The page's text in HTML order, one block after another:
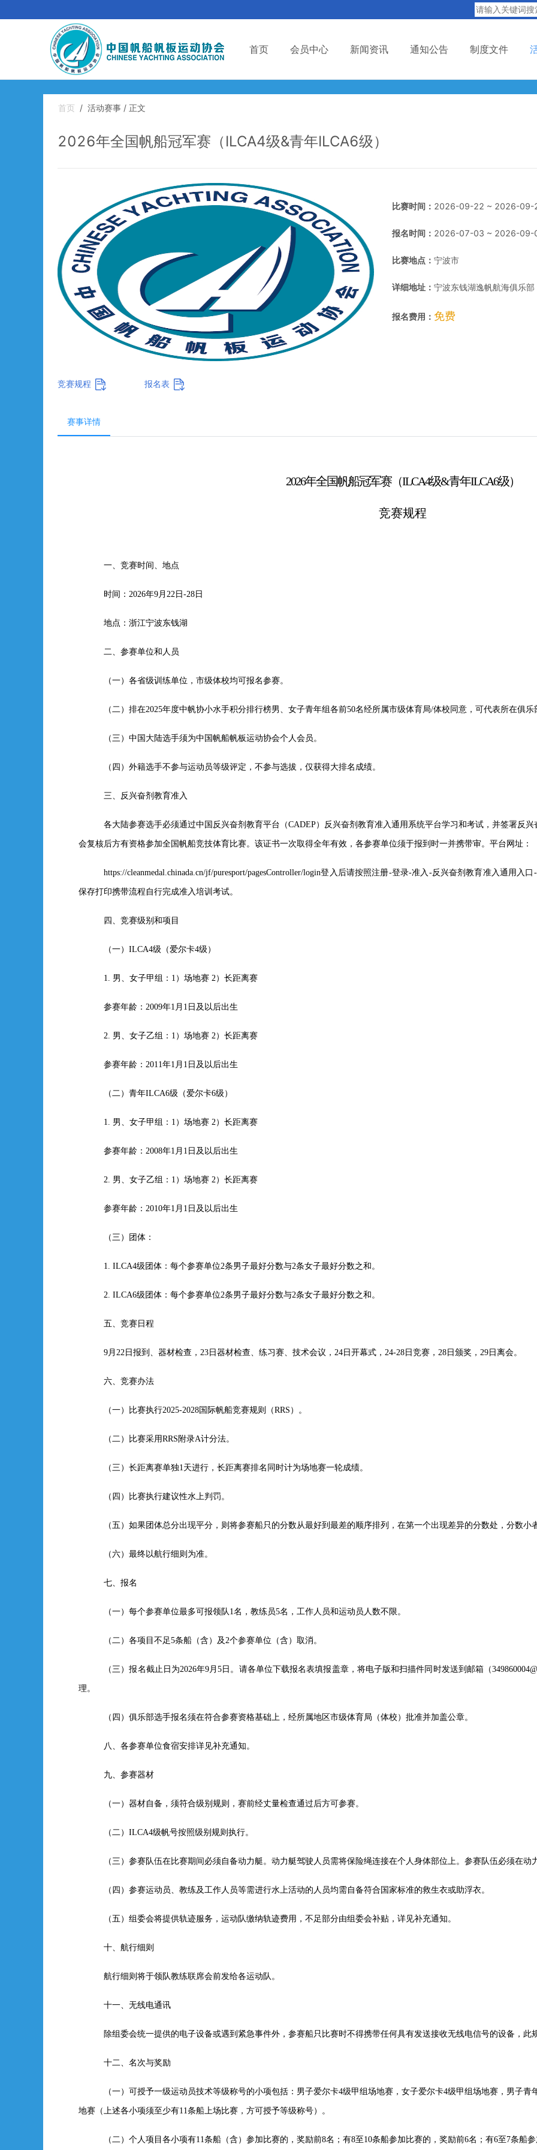
首页 会员中心 新闻资讯 通知公告 制度文件
首页 / 活动赛事 / 正文
2026年全国帆船冠军赛（ILCA4级&青年ILCA6级）
比赛时间： 2026-09-22 ~ 2026-09-
报名时间： 2026-07-03 ~ 2026-09-
比赛地点： 宁波市
详细地址： 宁波东钱湖逸帆航海俱乐部
报名费用： 免费
竞赛规程 报名表
赛事详情
2026年全国帆船冠军赛（ILCA4级&青年ILCA6级）
竞赛规程
一、竞赛时间、地点
时间：2026年9月22日-28日
地点：浙江宁波东钱湖
二、参赛单位和人员
（一）各省级训练单位，市级体校均可报名参赛。
（二）排在2025年度中帆协小水手积分排行榜男、女子青年组各前50名经所属市级体育局/体校同意，可代表所在俱乐
（三）中国大陆选手须为中国帆船帆板运动协会个人会员。
（四）外籍选手不参与运动员等级评定，不参与选拔，仅获得大排名成绩。
三、反兴奋剂教育准入
各大陆参赛选手必须通过中国反兴奋剂教育平台（CADEP）反兴奋剂教育准入通用系统平台学习和考试，并签署反
会复核后方有资格参加全国帆船竞技体育比赛。该证书一次取得全年有效，各参赛单位须于报到时一并携带审。平台网址：
https://cleanmedal.chinada.cn/jf/puresport/pagesController/login登入后请按照注册-登录-准入-反兴奋剂教育准入通用入
保存打印携带流程自行完成准入培训考试。
四、竞赛级别和项目
（一）ILCA4级（爱尔卡4级）
1. 男、女子甲组：1）场地赛 2）长距离赛
参赛年龄：2009年1月1日及以后出生
2. 男、女子乙组：1）场地赛 2）长距离赛
参赛年龄：2011年1月1日及以后出生
（二）青年ILCA6级（爱尔卡6级）
1. 男、女子甲组：1）场地赛 2）长距离赛
参赛年龄：2008年1月1日及以后出生
2. 男、女子乙组：1）场地赛 2）长距离赛
参赛年龄：2010年1月1日及以后出生
（三）团体：
1. ILCA4级团体：每个参赛单位2条男子最好分数与2条女子最好分数之和。
2. ILCA6级团体：每个参赛单位2条男子最好分数与2条女子最好分数之和。
五、竞赛日程
9月22日报到、器材检查，23日器材检查、练习赛、技术会议，24日开幕式，24-28日竞赛，28日颁奖，29日离会。
六、竞赛办法
（一）比赛执行2025-2028国际帆船竞赛规则（RRS）。
（二）比赛采用RRS附录A计分法。
（三）长距离赛单独1天进行，长距离赛排名同时计为场地赛一轮成绩。
（四）比赛执行建议性水上判罚。
（五）如果团体总分出现平分，则将参赛船只的分数从最好到最差的顺序排列，在第一个出现差异的分数处，分数小
（六）最终以航行细则为准。
七、报名
（一）每个参赛单位最多可报领队1名，教练员5名，工作人员和运动员人数不限。
（二）各项目不足5条船（含）及2个参赛单位（含）取消。
（三）报名截止日为2026年9月5日。请各单位下载报名表填报盖章，将电子版和扫描件同时发送到邮箱（
理。
（四）俱乐部选手报名须在符合参赛资格基础上，经所属地区市级体育局（体校）批准并加盖公章。
八、各参赛单位食宿安排详见补充通知。
九、参赛器材
（一）器材自备，须符合级别规则，赛前经丈量检查通过后方可参赛。
（二）ILCA4级帆号按照级别规则执行。
（三）参赛队伍在比赛期间必须自备动力艇。动力艇驾驶人员需将保险绳连接在个人身体部位上。参赛队伍必须在动
（四）参赛运动员、教练及工作人员等需进行水上活动的人员均需自备符合国家标准的救生衣或助浮衣。
（五）组委会将提供轨迹服务，运动队缴纳轨迹费用，不足部分由组委会补贴，详见补充通知。
十、航行细则
航行细则将于领队教练联席会前发给各运动队。
十一、无线电通讯
除组委会统一提供的电子设备或遇到紧急事件外，参赛船只比赛时不得携带任何具有发送接收无线电信号的设备，此
十二、名次与奖励
（一）可授予一级运动员技术等级称号的小项包括：男子爱尔卡4级甲组场地赛，女子爱尔卡4级甲组场地赛，男子
地赛（上述各小项须至少有11条船上场比赛，方可授予等级称号）。
（二）个人项目各小项有11条船（含）参加比赛的，奖励前8名；有8至10条船参加比赛的，奖励前6名；有6至7条船